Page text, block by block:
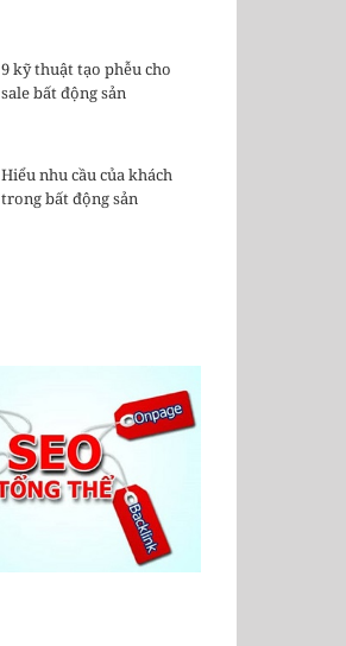
9 kỹ thuật tạo phễu cho
sale bất động sản
Hiểu nhu cầu của khách
trong bất động sản